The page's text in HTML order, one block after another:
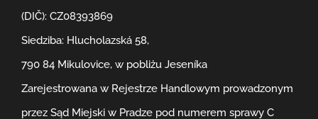
(DIČ): CZ08393869
Siedziba: Hlucholazská 58,
790 84 Mikulovice, w pobliżu Jeseníka
Zarejestrowana w Rejestrze Handlowym prowadzonym
przez Sąd Miejski w Pradze pod numerem sprawy C